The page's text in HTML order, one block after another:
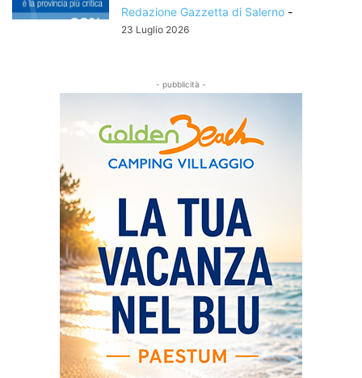
Redazione Gazzetta di Salerno -
23 Luglio 2026
- pubblicità -